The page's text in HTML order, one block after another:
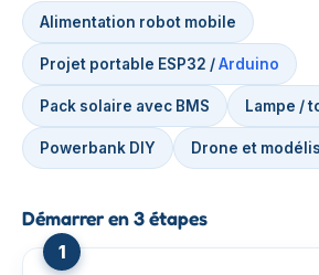
Alimentation robot mobile
Projet portable ESP32 /Arduino
Pack solaire avec BMS Lampe /
Powerbank DIY Drone et
Démarrer en 3 étapes